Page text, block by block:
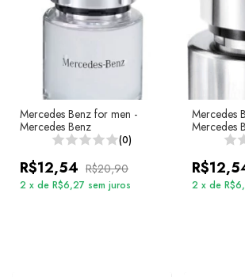
Mercedes Benz for men -
Mercedes Benz
(0)
R$12,54 R$20,90
2 x de R$6,27 sem juros
Mercedes
Mercedes
2 x de